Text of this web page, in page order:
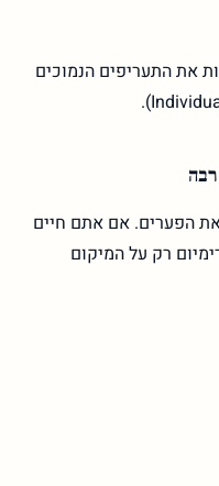
את התעריפים הנמוכים
את הפערים. אם אתם חיים
רק על המיקום